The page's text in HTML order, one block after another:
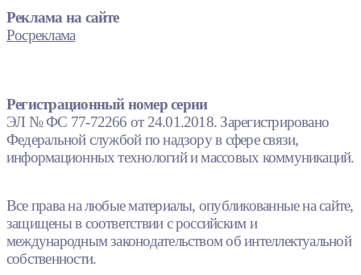
Реклама на сайте
Росреклама
Регистрационный номер серии
ЭЛ № ФС 77-72266 от 24.01.2018. Зарегистрировано
Федеральной службой по надзору в сфере связи,
информационных технологий и массовых коммуникаций.
Все права на любые материалы, опубликованные на сайте,
защищены в соответствии с российским и
международным законодательством об интеллектуальной
собственности.